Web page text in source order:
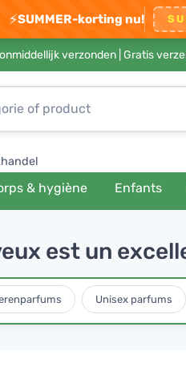
⚡SUMMER-korting nu!
verzonden | Gratis
& hygiène Enfants
est un
Unisex parfums